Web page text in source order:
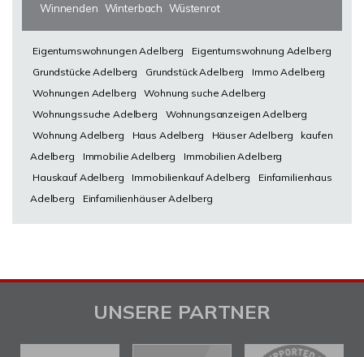
Winnenden Winterbach Wüstenrot
Eigentumswohnungen Adelberg
Eigentumswohnung Adelberg
Grundstücke Adelberg
Grundstück Adelberg
Immo Adelberg
Wohnungen Adelberg
Wohnung suche Adelberg
Wohnungssuche Adelberg
Wohnungsanzeigen Adelberg
Wohnung Adelberg
Haus Adelberg Häuser Adelberg
kaufen
Adelberg
Immobilie Adelberg
Immobilien Adelberg
Hauskauf Adelberg
Immobilienkauf Adelberg
Einfamilienhaus
Adelberg
Einfamilienhäuser Adelberg
UNSERE PARTNER